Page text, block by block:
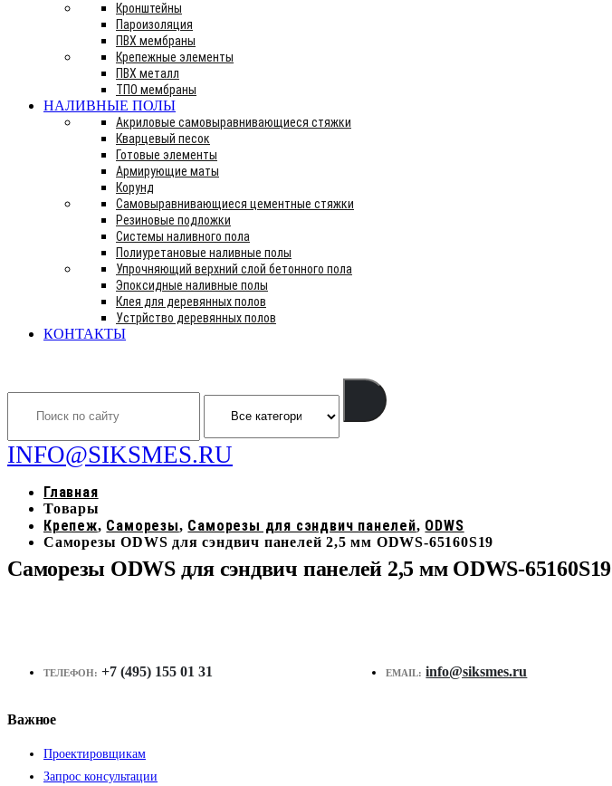
Кронштейны
Пароизоляция
ПВХ мембраны
Крепежные элементы
ПВХ металл
ТПО мембраны
НАЛИВНЫЕ ПОЛЫ
Акриловые самовыравнивающиеся стяжки
Кварцевый песок
Готовые элементы
Армирующие маты
Корунд
Самовыравнивающиеся цементные стяжки
Резиновые подложки
Системы наливного пола
Полиуретановые наливные полы
Упрочняющий верхний слой бетонного пола
Эпоксидные наливные полы
Клея для деревянных полов
Устрйство деревянных полов
КОНТАКТЫ
INFO@SIKSMES.RU
Главная
Товары
Крепеж, Саморезы, Саморезы для сэндвич панелей, ODWS
Саморезы ODWS для сэндвич панелей 2,5 мм ODWS-65160S19
Саморезы ODWS для сэндвич панелей 2,5 мм ODWS-65160S19
ТЕЛЕФОН: +7 (495) 155 01 31 EMAIL: info@siksmes.ru
Важное
Проектировщикам
Запрос консультации